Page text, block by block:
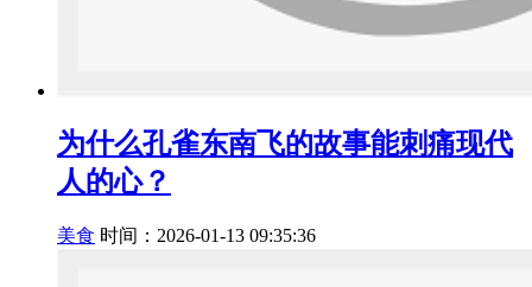
为什么孔雀东南飞的故事能刺痛现代
人的心？
美食 时间：2026-01-13 09:35:36